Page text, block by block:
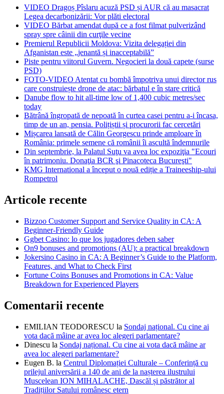
VIDEO Dragoș Pîslaru acuză PSD și AUR că au masacrat
Legea decarbonizării: Vor plăti electoral
VIDEO Bărbat amendat după ce a fost filmat pulverizând
spray spre câinii din curţile vecine
Premierul Republicii Moldova: Vizita delegației din
Afganistan este „jenantă și inacceptabilă”
Piste pentru viitorul Guvern. Negocieri la două capete (surse
PSD)
FOTO-VIDEO Atentat cu bombă împotriva unui director rus
care construiește drone de atac: bărbatul e în stare critică
Danube flow to hit all-time low of 1,400 cubic metres/sec
today
Bătrână îngropată de nepoată în curtea casei pentru a-i încasa,
timp de un an, pensia. Polițiștii și procurorii fac cercetări
Mișcarea lansată de Călin Georgescu prinde amploare în
România: primele semene că românii îi ascultă îndemnurile
Din septembrie, la Palatul Suţu va avea loc expoziţia "Ecouri
în patrimoniu. Donaţia BCR şi Pinacoteca Bucureşti"
KMG International a început o nouă ediție a Traineeship-ului
Rompetrol
Articole recente
Bizzoo Customer Support and Service Quality in CA: A
Beginner-Friendly Guide
Ggbet Casino: lo que los jugadores deben saber
On9 bonuses and promotions (AU): a practical breakdown
Jokersino Casino in CA: A Beginner’s Guide to the Platform,
Features, and What to Check First
Fortune Coins Bonuses and Promotions in CA: Value
Breakdown for Experienced Players
Comentarii recente
EMILIAN TEODORESCU la Sondaj național. Cu cine ai
vota dacă mâine ar avea loc alegeri parlamentare?
Dinescu la Sondaj național. Cu cine ai vota dacă mâine ar
avea loc alegeri parlamentare?
Eugen B. la Centrul Diplomației Culturale – Conferință cu
prilejul aniversării a 140 de ani de la nașterea ilustrului
Muscelean ION MIHALACHE, Dascăl și păstrător al
Tradițiilor Satului românesc etern